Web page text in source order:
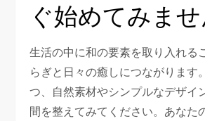
ぐ始めてみま
生活の中に和の要素を取り入れる
らぎと日々の癒しにつながります
つ、自然素材やシンプルなデザイ
間を整えてみてください。あなた